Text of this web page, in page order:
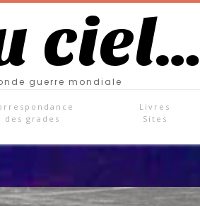
ciel…
guerre mondiale
des grades
Livres
Sites